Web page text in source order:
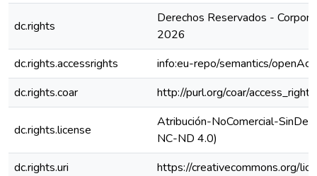
dc.rights
Derechos Reservados -
2026
dc.rights.accessrights
info:eu-repo/semantics/
dc.rights.coar
http://purl.org/coar/
dc.rights.license
Atribución-NoComercial-
NC-ND 4.0)
dc.rights.uri
https://creativecommons.org/